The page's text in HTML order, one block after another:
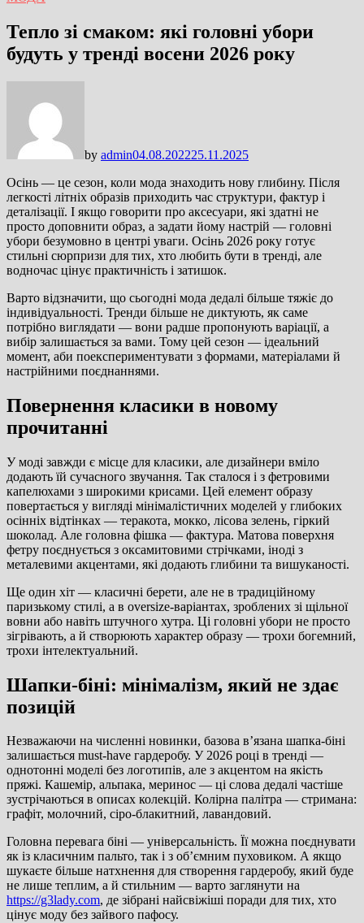
Тепло зі смаком: які головні убори
будуть у тренді восени 2026 року
by admin04.08.202225.11.2025
Осінь — це сезон, коли мода знаходить нову глибину. Після
легкості літніх образів приходить час структури, фактур і
деталізації. І якщо говорити про аксесуари, які здатні не
просто доповнити образ, а задати йому настрій — головні
убори безумовно в центрі уваги. Осінь 2026 року готує
стильні сюрпризи для тих, хто любить бути в тренді, але
водночас цінує практичність і затишок.
Варто відзначити, що сьогодні мода дедалі більше тяжіє до
індивідуальності. Тренди більше не диктують, як саме
потрібно виглядати — вони радше пропонують варіації, а
вибір залишається за вами. Тому цей сезон — ідеальний
момент, аби поекспериментувати з формами, матеріалами й
настрійними поєднаннями.
Повернення класики в новому
прочитанні
У моді завжди є місце для класики, але дизайнери вміло
додають їй сучасного звучання. Так сталося і з фетровими
капелюхами з широкими крисами. Цей елемент образу
повертається у вигляді мінімалістичних моделей у глибоких
осінніх відтінках — теракота, мокко, лісова зелень, гіркий
шоколад. Але головна фішка — фактура. Матова поверхня
фетру поєднується з оксамитовими стрічками, іноді з
металевими акцентами, які додають глибини та вишуканості.
Ще один хіт — класичні берети, але не в традиційному
паризькому стилі, а в oversize-варіантах, зроблених зі щільної
вовни або навіть штучного хутра. Ці головні убори не просто
зігрівають, а й створюють характер образу — трохи богемний,
трохи інтелектуальний.
Шапки-біні: мінімалізм, який не здає
позицій
Незважаючи на численні новинки, базова в’язана шапка-біні
залишається must-have гардеробу. У 2026 році в тренді —
однотонні моделі без логотипів, але з акцентом на якість
пряжі. Кашемір, альпака, меринос — ці слова дедалі частіше
зустрічаються в описах колекцій. Колірна палітра — стримана:
графіт, молочний, сіро-блакитний, лавандовий.
Головна перевага біні — універсальність. Її можна поєднувати
як із класичним пальто, так і з об’ємним пуховиком. А якщо
шукаєте більше натхнення для створення гардеробу, який буде
не лише теплим, а й стильним — варто заглянути на
https://g3lady.com, де зібрані найсвіжіші поради для тих, хто
цінує моду без зайвого пафосу.